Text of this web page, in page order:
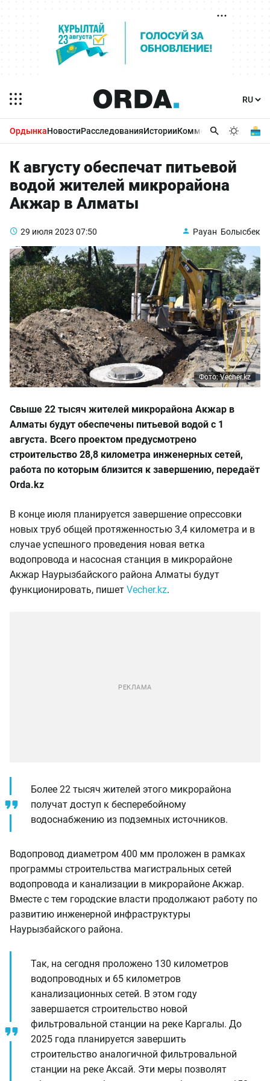
ОрдынкаНовостиРасследованияИсторииКомментарииБизнес
К августу обеспечат питьевой
водой жителей микрорайона
Акжар в Алматы
29 июля 2023 07:50 Рауан Болысбек
Фото: Vecher.kz
Свыше 22 тысяч жителей микрорайона Акжар в
Алматы будут обеспечены питьевой водой с 1
августа. Всего проектом предусмотрено
строительство 28,8 километра инженерных сетей,
работа по которым близится к завершению, передаёт
Orda.kz
В конце июля планируется завершение опрессовки
новых труб общей протяженностью 3,4 километра и в
случае успешного проведения новая ветка
водопровода и насосная станция в микрорайоне
Акжар Наурызбайского района Алматы будут
функционировать, пишет Vecher.kz.
Более 22 тысяч жителей этого микрорайона
получат доступ к бесперебойному
водоснабжению из подземных источников.
Водопровод диаметром 400 мм проложен в рамках
программы строительства магистральных сетей
водопровода и канализации в микрорайоне Акжар.
Вместе с тем городские власти продолжают работу по
развитию инженерной инфраструктуры
Наурызбайского района.
Так, на сегодня проложено 130 километров
водопроводных и 65 километров
канализационных сетей. В этом году
завершается строительство новой
фильтровальной станции на реке Каргалы. До
2025 года планируется завершить
строительство аналогичной фильтровальной
станции на реке Аксай. Эти меры позволят